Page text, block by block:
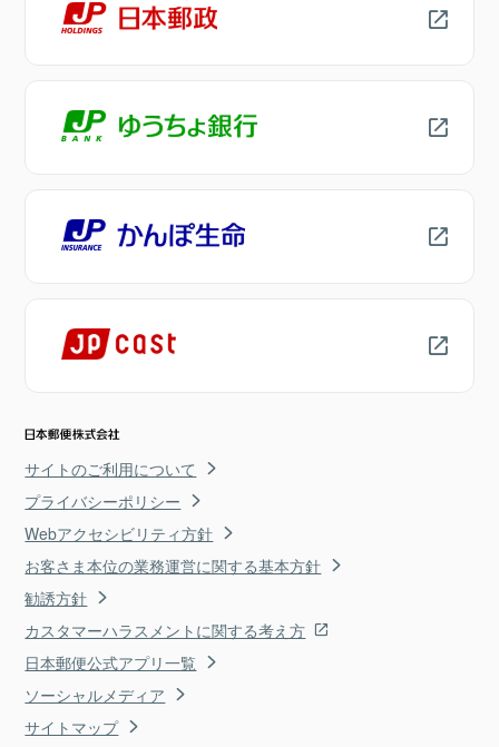
サイトのご利用について
プライバシーポリシー
Webアクセシビリティ方針
お客さま本位の業務運営に関する基本方針
勧誘方針
カスタマーハラスメントに関する考え方
日本郵便公式アプリ一覧
ソーシャルメディア
サイトマップ